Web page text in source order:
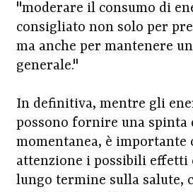
"moderare il consumo di
consigliato non solo per
ma anche per mantenere
generale."
In definitiva, mentre gli
possono fornire una spinta
momentanea, è importante
attenzione i possibili effetti
lungo termine sulla salute,